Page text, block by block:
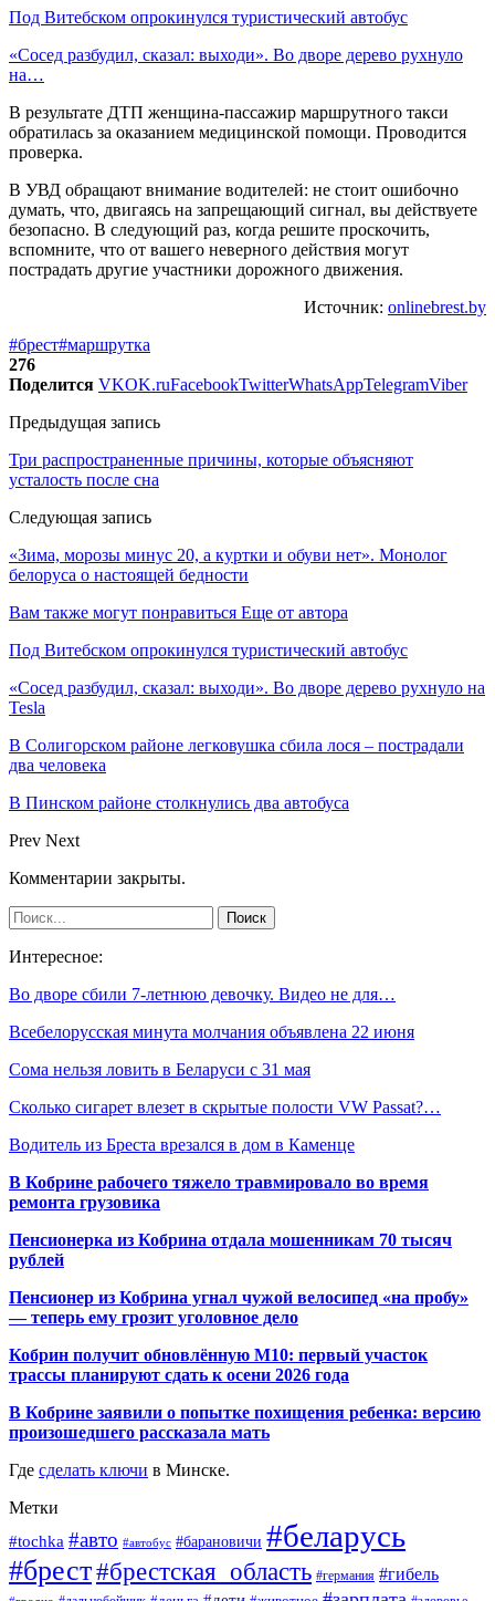
Под Витебском опрокинулся туристический автобус
«Сосед разбудил, сказал: выходи». Во дворе дерево рухнуло
на…
В результате ДТП женщина-пассажир маршрутного такси
обратилась за оказанием медицинской помощи. Проводится
проверка.
В УВД обращают внимание водителей: не стоит ошибочно
думать, что, двигаясь на запрещающий сигнал, вы действуете
безопасно. В следующий раз, когда решите проскочить,
вспомните, что от вашего неверного действия могут
пострадать другие участники дорожного движения.
Источник: onlinebrest.by
#брест#маршрутка
276
Поделится VKOK.ruFacebookTwitterWhatsAppTelegramViber
Предыдущая запись
Три распространенные причины, которые объясняют
усталость после сна
Следующая запись
«Зима, морозы минус 20, а куртки и обуви нет». Монолог
белоруса о настоящей бедности
Вам также могут понравиться Еще от автора
Под Витебском опрокинулся туристический автобус
«Сосед разбудил, сказал: выходи». Во дворе дерево рухнуло на
Tesla
В Солигорском районе легковушка сбила лося – пострадали
два человека
В Пинском районе столкнулись два автобуса
Prev Next
Комментарии закрыты.
Интересное:
Во дворе сбили 7-летнюю девочку. Видео не для…
Всебелорусская минута молчания объявлена 22 июня
Сома нельзя ловить в Беларуси с 31 мая
Сколько сигарет влезет в скрытые полости VW Passat?…
Водитель из Бреста врезался в дом в Каменце
В Кобрине рабочего тяжело травмировало во время
ремонта грузовика
Пенсионерка из Кобрина отдала мошенникам 70 тысяч
рублей
Пенсионер из Кобрина угнал чужой велосипед «на пробу»
— теперь ему грозит уголовное дело
Кобрин получит обновлённую М10: первый участок
трассы планируют сдать к осени 2026 года
В Кобрине заявили о попытке похищения ребенка: версию
произошедшего рассказала мать
Где сделать ключи в Минске.
Метки
#tochka #авто #автобус #барановичи #беларусь
#брест#брестская_область #германия #гибель